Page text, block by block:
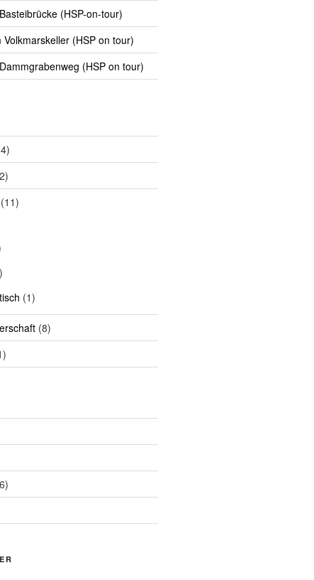
(HSP-on-tour)
(HSP on tour)
(HSP on tour)
(1)
(8)